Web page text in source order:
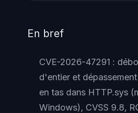
En bref
CVE-2026-47291 :
d'entier et
en tas dans HTTP.sys
Windows), CVSS 9.8,